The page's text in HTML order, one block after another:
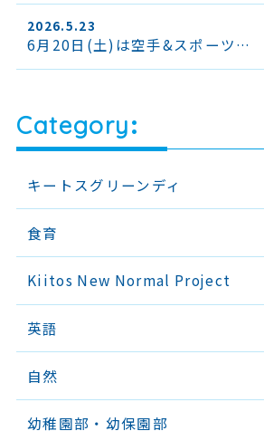
2026.5.23
6月20日(土)は空手&スポーツ…
Category
キートスグリーンディ
食育
Kiitos New Normal Project
英語
自然
幼稚園部・幼保園部